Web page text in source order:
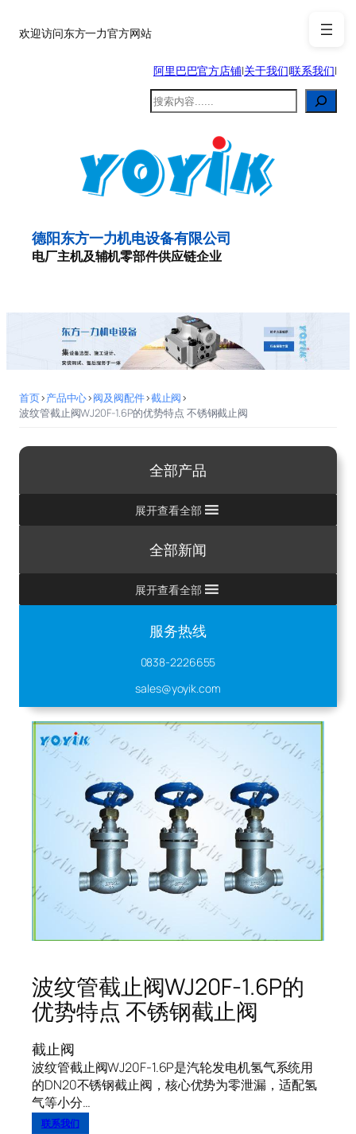
至欢迎访问东方一力官方网站
阿里巴巴官方店铺|关于我们|联系我们|
搜
索
德阳东方一力机电设备有限公司
电厂主机及辅机零部件供应链企业
首页>产品中心>阀及阀配件>截止阀>
波纹管截止阀WJ20F-1.6P的优势特点 不锈钢截止阀
全部产品
展开查看全部
全部新闻
展开查看全部
服务热线
0838-2226655
sales@yoyik.com
波纹管截止阀WJ20F-1.6P的
优势特点 不锈钢截止阀
截止阀
波纹管截止阀WJ20F-1.6P是汽轮发电机氢气系统用
的DN20不锈钢截止阀，核心优势为零泄漏，适配氢
气等小分…
联系我们